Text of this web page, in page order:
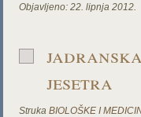
Objavljeno: 22. lipnja 2012.
jesetra
Struka BIOLOŠKE I